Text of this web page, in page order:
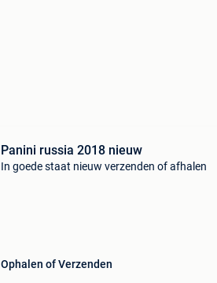
Panini russia 2018 nieuw
In goede staat nieuw verzenden of afhalen
Ophalen of Verzenden